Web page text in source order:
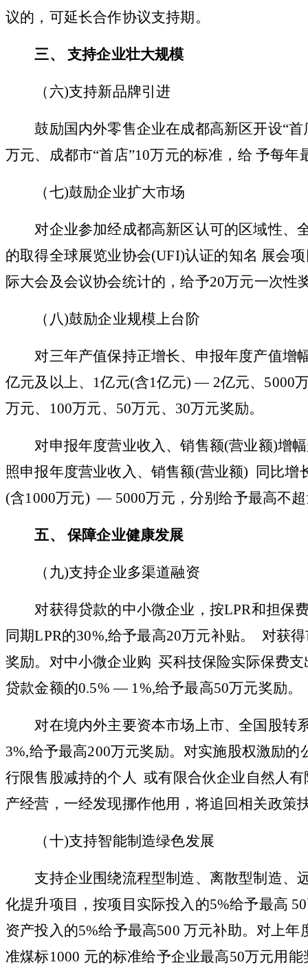
议的，可延长合作协议支持期。
三、 支持企业壮大规模
（ 六)支持新品牌引进
鼓励国内外零售企业在成都高新区开设“
万元、成都市“首店”10万元的标准，给 予每
（七)鼓励企业扩大市场
对企业参加经成都高新区认可的区域性、
的取得全球展览业协会(UFI)认证的知名 展会
际大会及会议协会统计的，给予20万元一次性
（ 八)鼓励企业规模上台阶
对三年产值保持正增长、申报年度产值增
亿元及以上、1亿元(含1亿元) — 2亿元、 5000
万元、100万元、 50万元、 30万元奖励。
对申报年度营业收入、销售额(营业额)增
照申报年度营业收入、销售额(营业额) 同比
(含1000万元) — 5000万元，分别给予最高不
五、 保障企业健康发展
（ 九)支持企业多渠道融资
对获得贷款的中小微企业，按LPR和担保
同期LPR的30%,给予最高20万元补贴。 对获
奖励。对中小微企业购 买科技保险实际保费
贷款金额的0.5% — 1%,给予最高50万元奖励。
对在境内外主要资本市场上市、全国股转
3%,给予最高200万元奖励。对实施股权激励
行限售股减持的个人 或有限合伙企业自然人
产经营，一经发现挪作他用，将追回相关政策
（十)支持智能制造绿色发展
支持企业围绕流程型制造、离散型制造、
化提升项目，按项目实际投入的5%给予最高
资产投入的5%给予最高500 万元补助。对上
准煤标1000 元的标准给予企业最高50万元用